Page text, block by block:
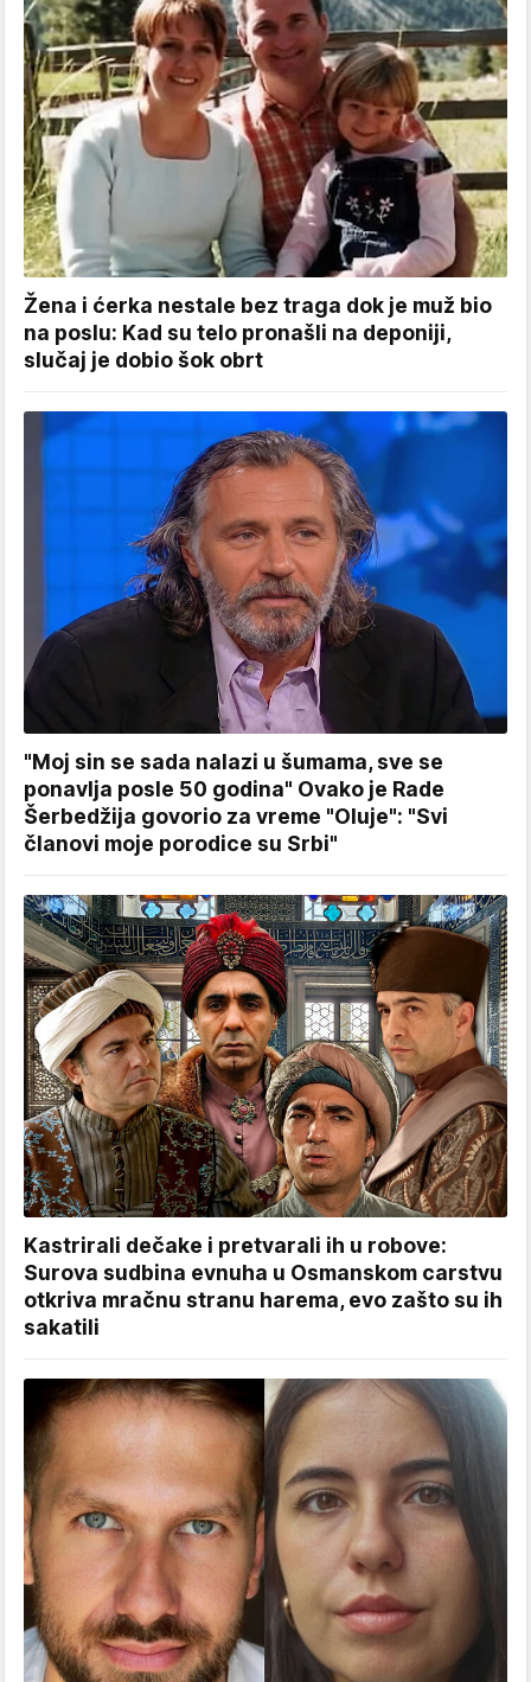
Žena i ćerka nestale bez traga dok je muž bio
na poslu: Kad su telo pronašli na deponiji,
slučaj je dobio šok obrt
"Moj sin se sada nalazi u šumama, sve se
ponavlja posle 50 godina" Ovako je Rade
Šerbedžija govorio za vreme "Oluje": "Svi
članovi moje porodice su Srbi"
Kastrirali dečake i pretvarali ih u robove:
Surova sudbina evnuha u Osmanskom carstvu
otkriva mračnu stranu harema, evo zašto su ih
sakatili